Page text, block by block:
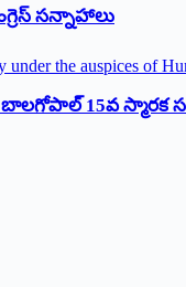
‌సన్నాహాలు
15వ స్మారక